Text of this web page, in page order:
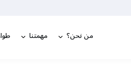
من نحن؟ مهمتنا